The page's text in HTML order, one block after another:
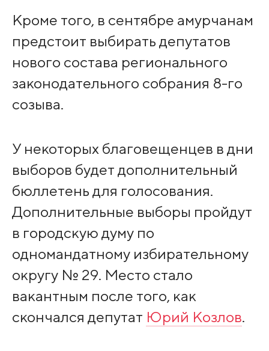
Кроме того, в сентябре амурчанам
предстоит выбирать депутатов
нового состава регионального
законодательного собрания 8-го
созыва.
У некоторых благовещенцев в дни
выборов будет дополнительный
бюллетень для голосования.
Дополнительные выборы пройдут
в городскую думу по
одномандатному избирательному
округу № 29. Место стало
вакантным после того, как
скончался депутат Юрий Козлов.